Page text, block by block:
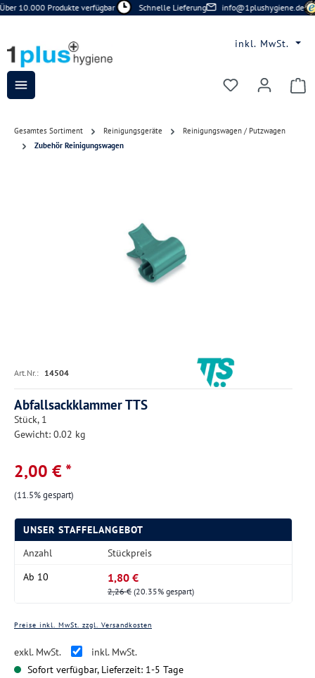
Zum Hauptinhalt springen
10.000 Produkte verfügbar Schnelle Lieferung info@1plushygiene.de
inkl. MwSt.
Du hast 0
Gesamtes Sortiment Reinigungsgeräte
Reinigungswagen / Putzwagen
Zubehör Reinigungswagen
Art.Nr.: 14504
Abfallsackklammer TTS
Stück, 1
Gewicht: 0.02 kg
2,00 € *
(11.5% gespart)
UNSER STAFFELANGEBOT
Anzahl
Stückpreis
Ab 10 1,80 €
2,26 € (20.35% gespart)
Preise inkl. MwSt. zzgl. Versandkosten
exkl. MwSt.
inkl. MwSt.
Sofort verfügbar, Lieferzeit: 1-5 Tage